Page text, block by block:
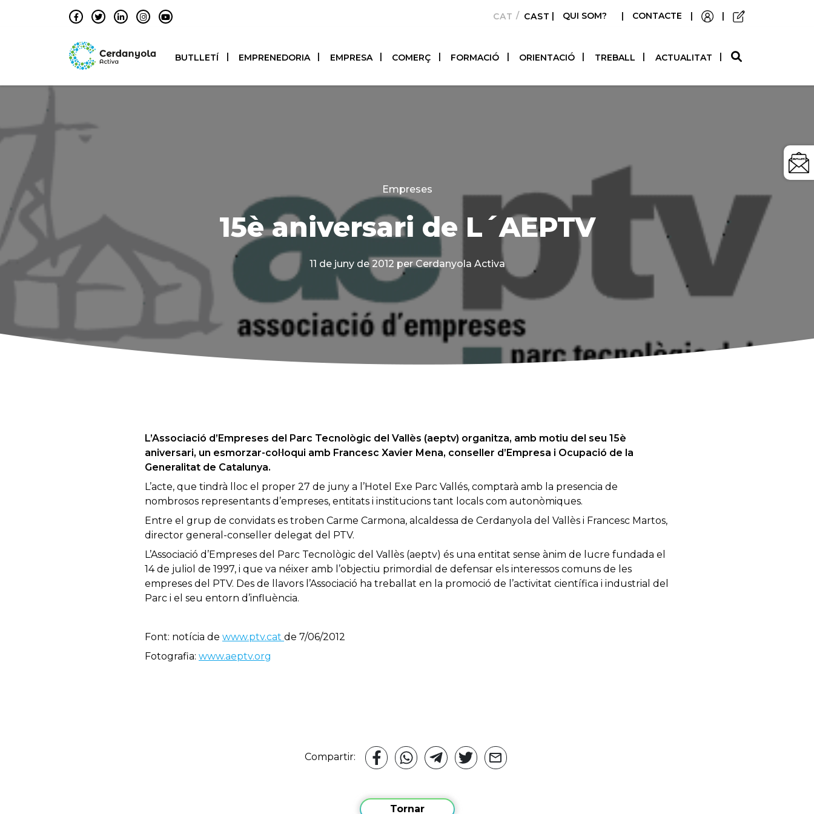
CATALÀCASTELLANO
| QUI SOM? | CONTACTE | |
BUTLLETÍ EMPRENEDORIA EMPRESA COMERÇ FORMACIÓ ORIENTACIÓ TREBALL ACTUALITAT
Categories
Empreses
15è aniversari de L´AEPTV
11 de juny de 2012 per Cerdanyola Activa
L’Associació d’Empreses del Parc Tecnològic del Vallès (aeptv) organitza, amb motiu del seu 15è
aniversari, un esmorzar-col·loqui amb Francesc Xavier Mena, conseller d’Empresa i Ocupació de la
Generalitat de Catalunya.
L’acte, que tindrà lloc el proper 27 de juny a l’Hotel Exe Parc Vallés, comptarà amb la presencia de
nombrosos representants d’empreses, entitats i institucions tant locals com autonòmiques.
Entre el grup de convidats es troben Carme Carmona, alcaldessa de Cerdanyola del Vallès i Francesc Martos,
director general-conseller delegat del PTV.
L’Associació d’Empreses del Parc Tecnològic del Vallès (aeptv) és una entitat sense ànim de lucre fundada el
14 de juliol de 1997, i que va néixer amb l’objectiu primordial de defensar els interessos comuns de les
empreses del PTV. Des de llavors l’Associació ha treballat en la promoció de l’activitat científica i industrial del
Parc i el seu entorn d’influència.
Font: notícia de www.ptv.cat de 7/06/2012
Fotografia: www.aeptv.org
Compartir:
Tornar